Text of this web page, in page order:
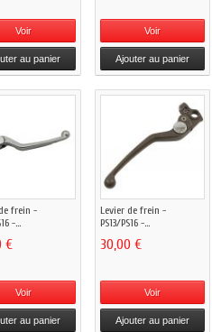
Voir
au panier
Voir
Ajouter au panier
frein -
-...
€
Voir
au panier
Levier de frein -
PS13/PS16 -...
30,00 €
Voir
Ajouter au panier